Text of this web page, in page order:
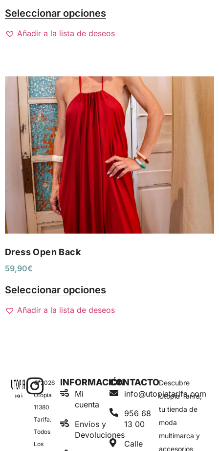
Seleccionar opciones
Añadir a la lista de deseos
Dress Open Back
59,90€
Seleccionar opciones
Añadir a la lista de deseos
© 2026
Utopía
11380
Tarifa.
Todos
Los
Descubre
Utopía Tarifa,
tu tienda de
moda
multimarca y
accesorios
CONTACTO
info@utopiatarifa.com
956 68
13 00
Calle
INFORMACIÓN
Mi
cuenta
Envíos y
Devoluciones